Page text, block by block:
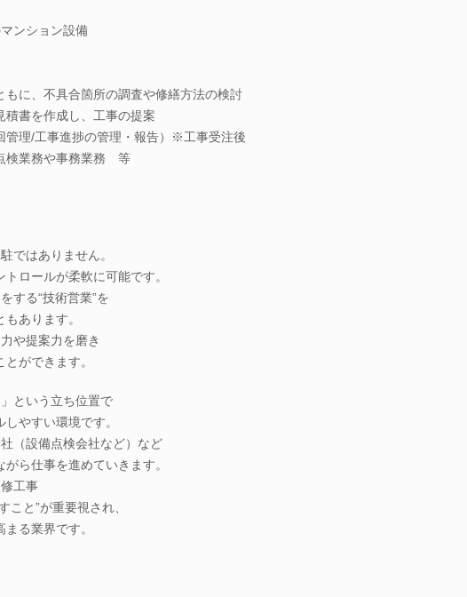
ンション設備
もに、不具合箇所の調査や修繕方法の検討
積書を作成し、工事の提案
管理/工事進捗の管理・報告）※工事受注後
検業務や事務業務 等
ではありません。
ロールが柔軟に可能です。
する“技術営業”を
あります。
や提案力を磨き
ができます。
という立ち位置で
やすい環境です。
（設備点検会社など）など
ら仕事を進めていきます。
工事
と”が重要視され、
る業界です。